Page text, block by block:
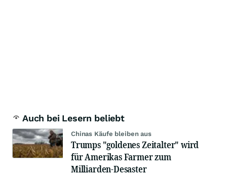
Auch bei Lesern beliebt
Chinas Käufe bleiben aus
Trumps "goldenes Zeitalter" wird
für Amerikas Farmer zum
Milliarden-Desaster